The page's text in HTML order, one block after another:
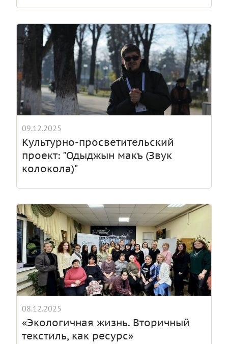
09.12.2025
Культурно-просветительский
проект: "Одыджын макъ (Звук
колокола)"
08.12.2025
«Экологичная жизнь. Вторичный
текстиль, как ресурс»